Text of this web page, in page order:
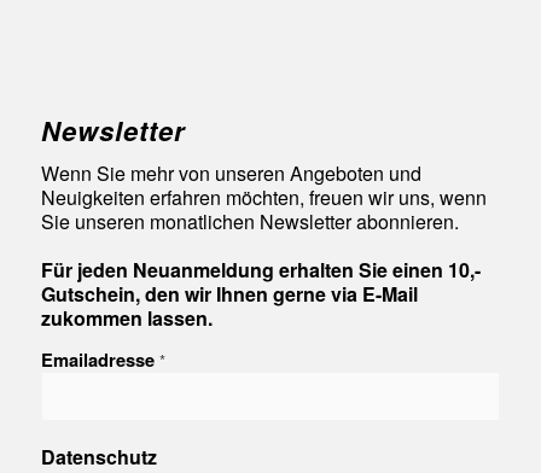
Newsletter
Wenn Sie mehr von unseren Angeboten und
Neuigkeiten erfahren möchten, freuen wir uns, wenn
Sie unseren monatlichen Newsletter abonnieren.
Für jeden Neuanmeldung erhalten Sie einen 10,-
Gutschein, den wir Ihnen gerne via E-Mail
zukommen lassen.
Emailadresse *
Datenschutz